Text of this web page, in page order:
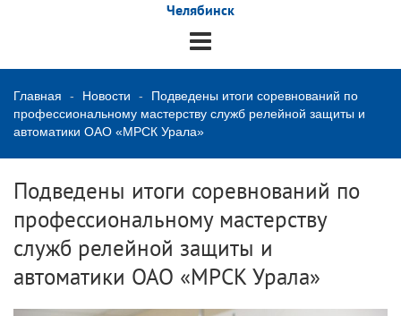
Челябинск
Главная Новости
Подведены итоги соревнований по
профессиональному мастерству служб релейной защиты и
автоматики ОАО «МРСК Урала»
Подведены итоги соревнований по
профессиональному мастерству
служб релейной защиты и
автоматики ОАО «МРСК Урала»